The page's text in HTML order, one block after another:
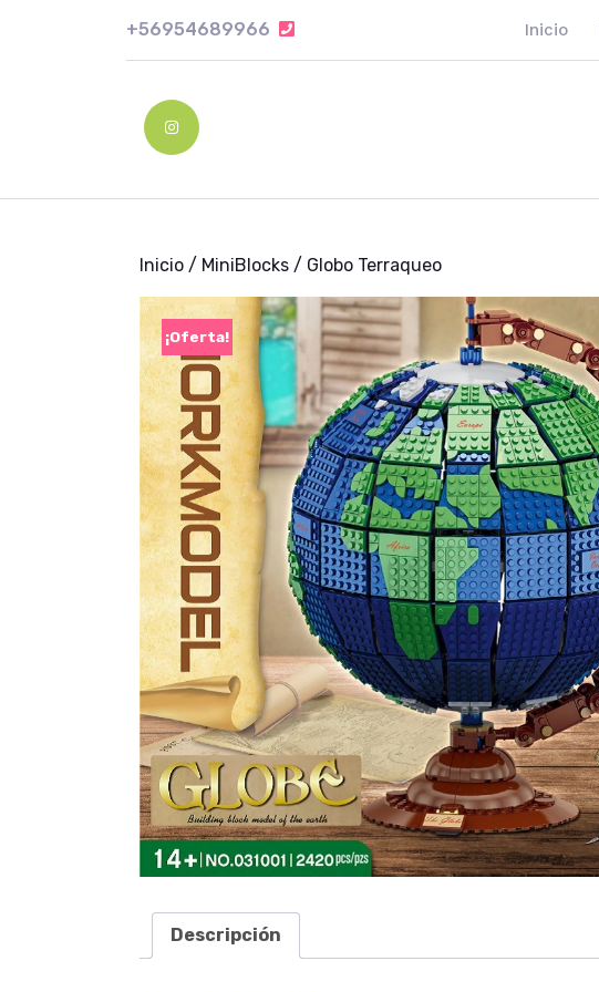
+56954689966 +56954689966 Inicio
Instagram
Inicio / MiniBlocks / Globo Terraqueo
¡Oferta!
Descripción